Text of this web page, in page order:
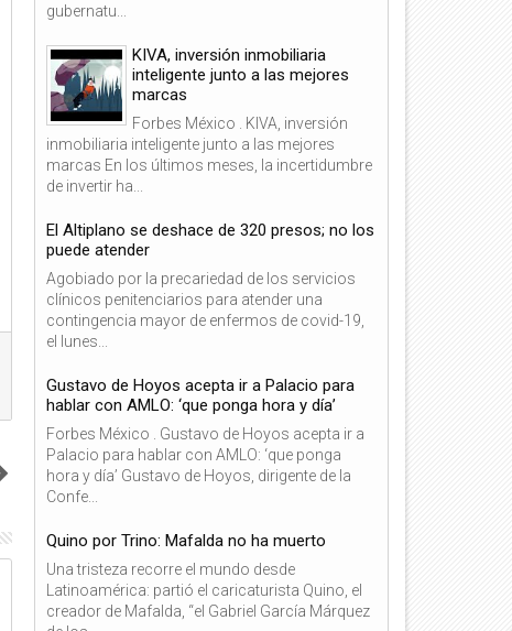
06
2021
06
Dic
2021
gubernatu...
KIVA, inversión inmobiliaria
inteligente junto a las mejores
marcas
Forbes México . KIVA, inversión
inmobiliaria inteligente junto a las mejores
marcas En los últimos meses, la incertidumbre
de invertir ha...
El Altiplano se deshace de 320 presos; no los
puede atender
Agobiado por la precariedad de los servicios
clínicos penitenciarios para atender una
contingencia mayor de enfermos de covid-19,
el lunes...
Gustavo de Hoyos acepta ir a Palacio para
hablar con AMLO: ‘que ponga hora y día’
Forbes México . Gustavo de Hoyos acepta ir a
Palacio para hablar con AMLO: ‘que ponga
hora y día’ Gustavo de Hoyos, dirigente de la
Confe...
Quino por Trino: Mafalda no ha muerto
Una tristeza recorre el mundo desde
Latinoamérica: partió el caricaturista Quino, el
creador de Mafalda, “el Gabriel García Márquez